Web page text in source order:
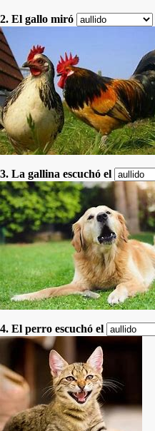
2. El gallo miró
3. La gallina escuchó el
4. El perro escuchó el